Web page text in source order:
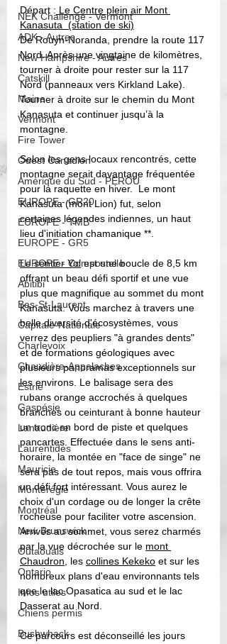
NEK Challenge - Vermont
ADK - Autres
New Hampshire - Autres
Catskill
Maine
Vermont
Fire Tower
Ouest Canadien
Amérique du Sud - PEROU
EUROPE - GR20
EUROPE - TMB
EUROPE - GR5
EUROPE - Compostelle
Abitibi
Bas-St-Laurent
Capitale-Nationale
Charlevoix
Chaudière-Appalaches
Estrie
Gaspésie
Lanaudière
Laurentides
Mauricie
Montérégie
Montréal
New Brunswick
Outaouais
Ontario
Infos utiles
Chiens permis
Bushwhack
Départ : Le Centre plein air Mont
Kanasuta  (station de ski)
De Rouyn-Noranda, prendre la route 117
Nord. Après une vingtaine de kilomètres,
tourner à droite pour rester sur la 117
Nord (panneaux vers Kirkland Lake).
Tourner à droite sur le chemin du Mont
Kanasuta et continuer jusqu’à la
montagne.
Selon les gens locaux rencontrés, cette
montagne serait davantage fréquentée
pour la raquette en hiver.  Le mont
Kanasuta (mont Lion) fut, selon
certaines légendes indiennes, un haut
lieu d'initiation chamanique **.
Le sentier Yol est une boucle de 8,5 km
offrant un beau défi sportif et une vue
plus que magnifique au sommet du mont
Kanasuta. Vous marchez à travers une
belle diversité d'écosystèmes, vous
verrez des peupliers "à grandes dents"
et de formations géologiques avec
plusieurs panoramas exceptionnels sur
les environs. Le balisage sera des
rubans orange accrochés à quelques
branches ou ceinturant à bonne hauteur
un tronc en bord de piste et quelques
pancartes. Effectuée dans le sens anti-
horaire, la montée en "face de singe" ne
sera pas de tout repos, mais vous offrira
un défi fort intéressant. Vous aurez le
choix d'un cordage ou de longer la crête
rocheuse pour faciliter votre ascension.
Arrivés au sommet, vous serez charmés
par la vue décrochée sur le mont
Chaudron , les collines Kekeko et sur les
nombreux plans d'eau environnants tels
que le lac Opasatica au sud et le lac
Dasserat au Nord.
Ce parcours est déconseillé les jours